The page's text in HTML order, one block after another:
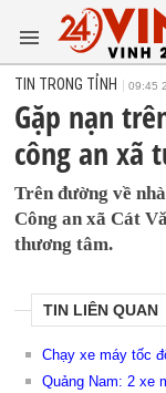
TIN TRONG TỈNH 09:45
Gặp nạn
công an xã
Trên đường về
Công an xã Cát
thương tâm.
TIN LIÊN QUAN
Chạy xe máy tốc
Quảng Nam: 2 xe